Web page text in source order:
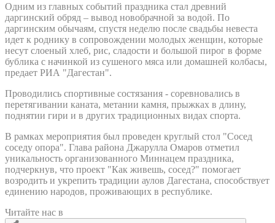
Одним из главных событий праздника стал древний
даргинский обряд – вывод новобрачной за водой. По
даргинским обычаям, спустя неделю после свадьбы невеста
идет к роднику в сопровождении молодых женщин, которые
несут слоеный хлеб, рис, сладости и большой пирог в форме
бублика с начинкой из сушеного мяса или домашней колбасы,
предает РИА "Дагестан".
Проводились спортивные состязания - соревновались в
перетягивании каната, метании камня, прыжках в длину,
поднятии гири и в других традиционных видах спорта.
В рамках мероприятия был проведен круглый стол "Сосед
соседу опора". Глава района Джарулла Омаров отметил
уникальность организованного Миннацем праздника,
подчеркнув, что проект "Как живешь, сосед?" помогает
возродить и укрепить традиции аулов Дагестана, способствует
единению народов, проживающих в республике.
Читайте нас в